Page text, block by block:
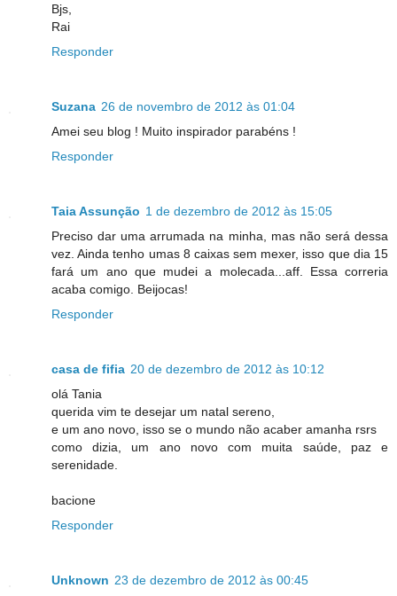
Bjs,
Rai
Responder
Suzana 26 de novembro de 2012 às 01:04
Amei seu blog ! Muito inspirador parabéns !
Responder
Taia Assunção 1 de dezembro de 2012 às 15:05
Preciso dar uma arrumada na minha, mas não será dessa
vez. Ainda tenho umas 8 caixas sem mexer, isso que dia 15
fará um ano que mudei a molecada...aff. Essa correria
acaba comigo. Beijocas!
Responder
casa de fifia 20 de dezembro de 2012 às 10:12
olá Tania
querida vim te desejar um natal sereno,
e um ano novo, isso se o mundo não acaber amanha rsrs
como dizia, um ano novo com muita saúde, paz e
serenidade.
bacione
Responder
Unknown 23 de dezembro de 2012 às 00:45